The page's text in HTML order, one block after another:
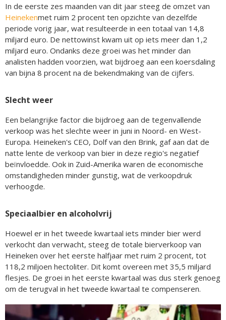
In de eerste zes maanden van dit jaar steeg de omzet van
Heinekenmet ruim 2 procent ten opzichte van dezelfde
periode vorig jaar, wat resulteerde in een totaal van 14,8
miljard euro. De nettowinst kwam uit op iets meer dan 1,2
miljard euro. Ondanks deze groei was het minder dan
analisten hadden voorzien, wat bijdroeg aan een koersdaling
van bijna 8 procent na de bekendmaking van de cijfers.
Slecht weer
Een belangrijke factor die bijdroeg aan de tegenvallende
verkoop was het slechte weer in juni in Noord- en West-
Europa. Heineken's CEO, Dolf van den Brink, gaf aan dat de
natte lente de verkoop van bier in deze regio's negatief
beïnvloedde. Ook in Zuid-Amerika waren de economische
omstandigheden minder gunstig, wat de verkoopdruk
verhoogde.
Speciaalbier en alcoholvrij
Hoewel er in het tweede kwartaal iets minder bier werd
verkocht dan verwacht, steeg de totale bierverkoop van
Heineken over het eerste halfjaar met ruim 2 procent, tot
118,2 miljoen hectoliter. Dit komt overeen met 35,5 miljard
flesjes. De groei in het eerste kwartaal was dus sterk genoeg
om de terugval in het tweede kwartaal te compenseren.